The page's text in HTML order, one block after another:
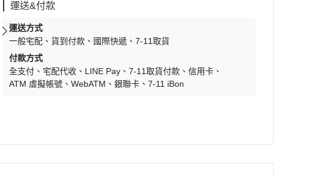
運送&付款
運送方式
一般宅配
貨到付款 國際快遞
7-11取貨
付款方式
全支付
宅配代收 LINE Pay 7-11取貨付款
信用卡
ATM 虛擬帳號
WebATM 銀聯卡 7-11 iBon